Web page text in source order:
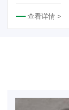
查看详情 >